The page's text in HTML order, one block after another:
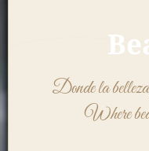
Donde la belleza
Where